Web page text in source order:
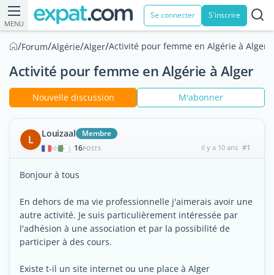
MENU
Se connecter S'inscrire
/Forum/Algérie/Alger/Activité pour femme en Algérie à Alger
Activité pour femme en Algérie à Alger
Nouvelle discussion M'abonner
L Louizaal Membre
| 16POSTS il y a 10 ans #1
Bonjour à tous
En dehors de ma vie professionnelle j'aimerais avoir une
autre activité. Je suis particulièrement intéressée par
l'adhésion à une association et par la possibilité de
participer à des cours.
Existe t-il un site internet ou une place à Alger